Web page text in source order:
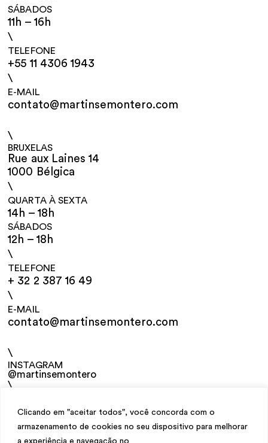
Clicando em "aceitar todos", você concorda com o
armazenamento de cookies no seu dispositivo para melhorar
a experiência e navegação no
SÁBADOS
11h – 16h
\
TELEFONE
+55 11 4306 1943
\
E-MAIL
contato@martinsemontero.com
\
BRUXELAS
Rue aux Laines 14
1000 Bélgica
\
QUARTA À SEXTA
14h – 18h
SÁBADOS
12h – 18h
\
TELEFONE
+ 32 2 387 16 49
\
E-MAIL
contato@martinsemontero.com
\
INSTAGRAM
@martinsemontero
\